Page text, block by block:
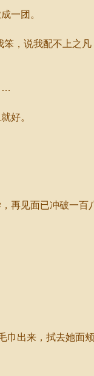
一团。
说我配不上之
好。
见面已冲破一百
出来，拭去她面颊